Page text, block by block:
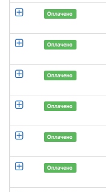
Оплачено
Оплачено
Оплачено
Оплачено
Оплачено
Оплачено